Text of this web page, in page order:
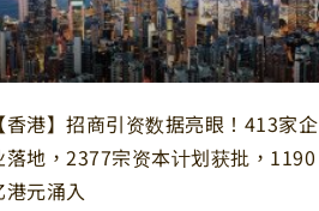
【香港】招商引资数据亮眼！413家企
落地，2377宗资本计划获批，1190
港元涌入